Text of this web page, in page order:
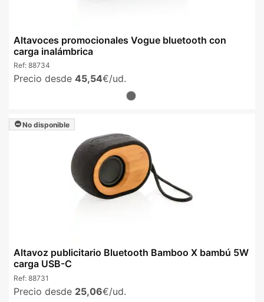
Altavoces promocionales Vogue bluetooth con
carga inalámbrica
Ref: 88734
Precio desde 45,54€/ud.
No disponible
Altavoz publicitario Bluetooth Bamboo X bambú 5W
carga USB-C
Ref: 88731
Precio desde 25,06€/ud.